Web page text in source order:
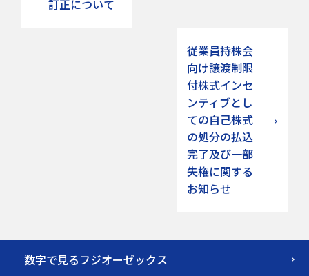
訂正について
従業員持株会
向け譲渡制限
付株式インセ
ンティブとし
ての自己株式
の処分の払込
完了及び一部
失権に関する
お知らせ
数字で見るフジオーゼックス